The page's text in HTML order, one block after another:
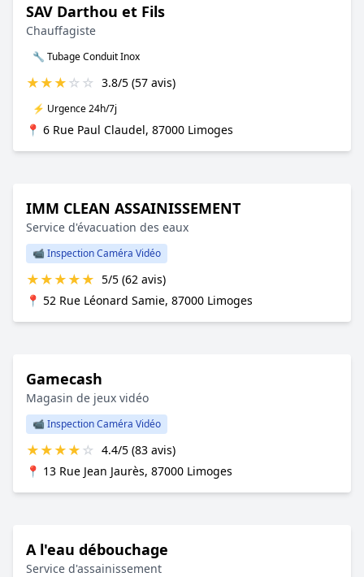
SAV Darthou et Fils
Chauffagiste
🔧 Tubage Conduit Inox
★★★☆☆ 3.8/5 (57 avis)
⚡ Urgence 24h/7j
📍 6 Rue Paul Claudel, 87000 Limoges
IMM CLEAN ASSAINISSEMENT
Service d'évacuation des eaux
📹 Inspection Caméra Vidéo
★★★★★ 5/5 (62 avis)
📍 52 Rue Léonard Samie, 87000 Limoges
Gamecash
Magasin de jeux vidéo
📹 Inspection Caméra Vidéo
★★★★☆ 4.4/5 (83 avis)
📍 13 Rue Jean Jaurès, 87000 Limoges
A l'eau débouchage
Service d'assainissement